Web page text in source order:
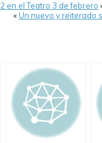
en el Teatro 3 de febrero
«Un nuevo y reiterado